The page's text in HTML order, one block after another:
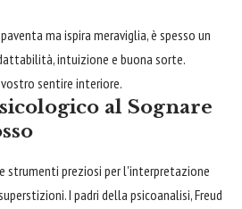
ma ispira meraviglia, è spesso un
intuizione e buona sorte.
sentire interiore.
al Sognare
strumenti preziosi per l'interpretazione
I padri della psicoanalisi, Freud